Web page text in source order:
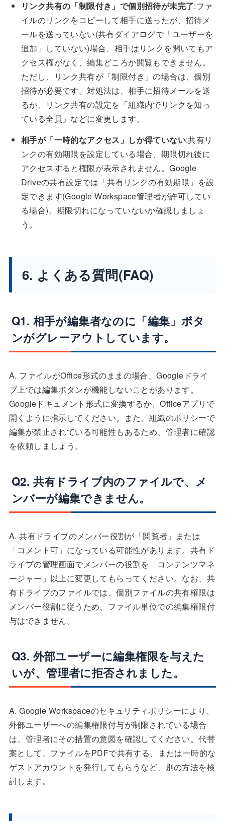
リンク共有の「制限付き」で個別招待が未完了:ファ
イルのリンクをコピーして相手に送ったが、招待メ
ールを送っていない(共有ダイアログで「ユーザーを
追加」していない)場合、相手はリンクを開いてもア
クセス権がなく、編集どころか閲覧もできません。
ただし、リンク共有が「制限付き」の場合は、個別
招待が必要です。対処法は、相手に招待メールを送
るか、リンク共有の設定を「組織内でリンクを知っ
ている全員」などに変更します。
相手が「一時的なアクセス」しか得ていない:共有リ
ンクの有効期限を設定している場合、期限切れ後に
アクセスすると権限が表示されません。Google
Driveの共有設定では「共有リンクの有効期限」を設
定できます(Google Workspace管理者が許可してい
る場合)。期限切れになっていないか確認しましょ
う。
6. よくある質問(FAQ)
Q1. 相手が編集者なのに「編集」ボタ
ンがグレーアウトしています。
A. ファイルがOffice形式のままの場合、Googleドライ
ブ上では編集ボタンが機能しないことがあります。
Googleドキュメント形式に変換するか、Officeアプリで
開くように指示してください。また、組織のポリシーで
編集が禁止されている可能性もあるため、管理者に確認
を依頼しましょう。
Q2. 共有ドライブ内のファイルで、メ
ンバーが編集できません。
A. 共有ドライブのメンバー役割が「閲覧者」または
「コメント可」になっている可能性があります。共有ド
ライブの管理画面でメンバーの役割を「コンテンツマネ
ージャー」以上に変更してもらってください。なお、共
有ドライブのファイルでは、個別ファイルの共有権限は
メンバー役割に従うため、ファイル単位での編集権限付
与はできません。
Q3. 外部ユーザーに編集権限を与えた
いが、管理者に拒否されました。
A. Google Workspaceのセキュリティポリシーにより、
外部ユーザーへの編集権限付与が制限されている場合
は、管理者にその措置の意図を確認してください。代替
案として、ファイルをPDFで共有する、または一時的な
ゲストアカウントを発行してもらうなど、別の方法を検
討します。